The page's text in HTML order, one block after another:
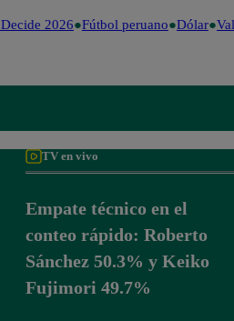
2026 Fútbol peruano Dólar
TV en vivo
Empate técnico en el
conteo rápido: Roberto
Sánchez 50.3% y Keiko
Fujimori 49.7%